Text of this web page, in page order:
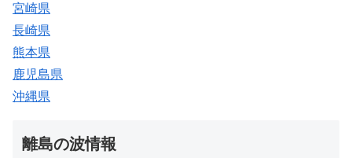
宮崎県
長崎県
熊本県
鹿児島県
沖縄県
離島の波情報